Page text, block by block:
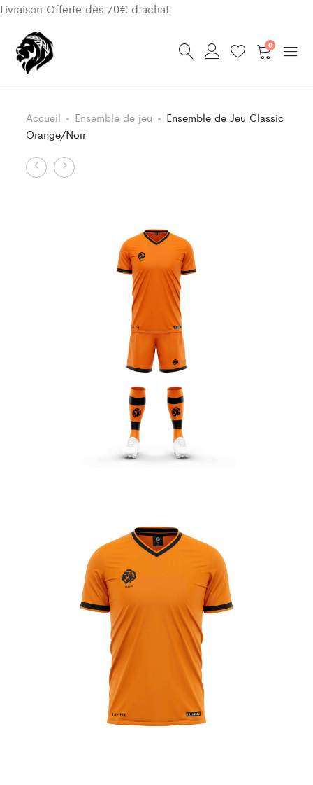
Livraison Offerte dès 70€ d'achat
0
Accueil Ensemble de jeu
Ensemble de Jeu Classic
Orange/Noir
Product
Ensemble
Orange/Noir
Short